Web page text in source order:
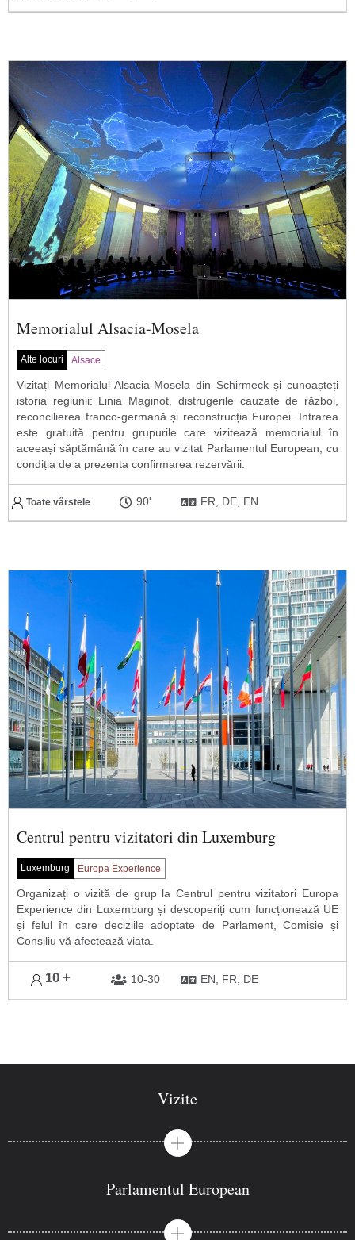
Memorialul Alsacia-Mosela
Alte locuri Alsace
Vizitați Memorialul Alsacia-Mosela din Schirmeck și cunoașteți
istoria regiunii: Linia Maginot, distrugerile cauzate de război,
reconcilierea franco-germană și reconstrucția Europei. Intrarea
este gratuită pentru grupurile care vizitează memorialul în
aceeași săptămână în care au vizitat Parlamentul European, cu
condiția de a prezenta confirmarea rezervării.
Toate vârstele 90' FR, DE, EN
Centrul pentru vizitatori din Luxemburg
Luxemburg Europa Experience
Organizați o vizită de grup la Centrul pentru vizitatori Europa
Experience din Luxemburg și descoperiți cum funcționează UE
și felul în care deciziile adoptate de Parlament, Comisie și
Consiliu vă afectează viața.
10 + 10-30 EN, FR, DE
Vizite
Parlamentul European